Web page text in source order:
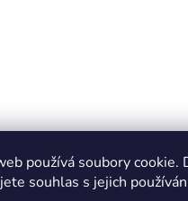
používá soubory
souhlas s jejich